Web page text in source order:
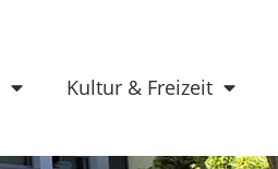
Kultur & Freizeit